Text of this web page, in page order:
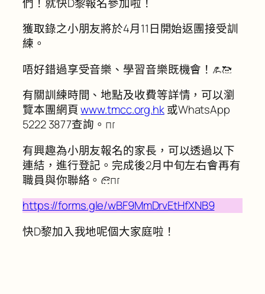
獲取錄之小朋友將於4月11日開始返團接受訓
練。
唔好錯過享受音樂、學習音樂既機會！
有關訓練時間、地點及收費等詳情，可以瀏
覽本團網頁www.tmcc.org.hk或WhatsApp
5222 3877查詢。
有興趣為小朋友報名的家長，可以透過以下
連結，進行登記。完成後2月中旬左右會再有
職員與你聯絡。
https://forms.gle/wBF9MmDrvEtHfXNB9
快D黎加入我地呢個大家庭啦！